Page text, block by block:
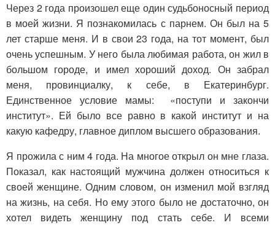
Через 2 года произошел еще один судьбоносный период
в моей жизни. Я познакомилась с парнем. Он был на 5
лет старше меня. И в свои 23 года, на тот момент, был
очень успешным. У него была любимая работа, он жил в
большом городе, и имел хороший доход. Он забрал
меня, провинциалку, к себе, в Екатеринбург.
Единственное условие мамы: «поступи и закончи
институт». Ей было все равно в какой институт и на
какую кафедру, главное диплом высшего образования.
Я прожила с ним 4 года. На многое открыл он мне глаза.
Показал, как настоящий мужчина должен относиться к
своей женщине. Одним словом, он изменил мой взгляд
на жизнь, на себя. Но ему этого было не достаточно, он
хотел видеть женщину под стать себе. И всеми